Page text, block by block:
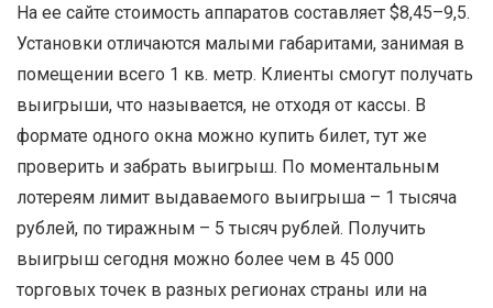
На ее сайте стоимость аппаратов составляет $8,45–9,5.
Установки отличаются малыми габаритами, занимая в
помещении всего 1 кв. метр. Клиенты смогут получать
выигрыши, что называется, не отходя от кассы. В
формате одного окна можно купить билет, тут же
проверить и забрать выигрыш. По моментальным
лотереям лимит выдаваемого выигрыша – 1 тысяча
рублей, по тиражным – 5 тысяч рублей. Получить
выигрыш сегодня можно более чем в 45 000
торговых точек в разных регионах страны или на